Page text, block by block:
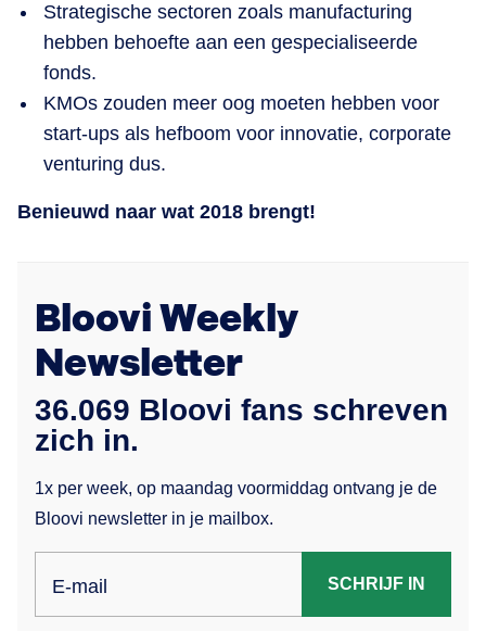
Strategische sectoren zoals manufacturing
hebben behoefte aan een gespecialiseerde
fonds.
KMOs zouden meer oog moeten hebben voor
start-ups als hefboom voor innovatie, corporate
venturing dus.
Benieuwd naar wat 2018 brengt!
Bloovi Weekly
Newsletter
36.069 Bloovi fans schreven
zich in.
1x per week, op maandag voormiddag ontvang je de
Bloovi newsletter in je mailbox.
E-mail SCHRIJF IN